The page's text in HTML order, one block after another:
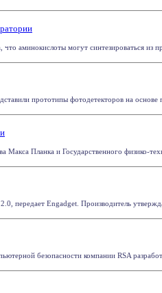
аминокислоты могут синтезироваться из
прототипы фотодетекторов на основе
Макса Планка и Государственного физико-
передает Engadget. Производитель
безопасности компании RSA